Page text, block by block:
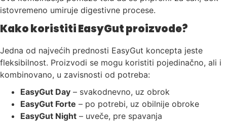
istovremeno umiruje digestivne procese.
Kako koristiti EasyGut proizvode?
Jedna od najvećih prednosti EasyGut koncepta jeste
fleksibilnost. Proizvodi se mogu koristiti pojedinačno, ali i
kombinovano, u zavisnosti od potreba:
EasyGut Day – svakodnevno, uz obrok
EasyGut Forte – po potrebi, uz obilnije obroke
EasyGut Night – uveče, pre spavanja